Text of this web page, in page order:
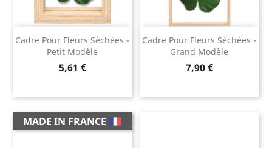
Cadre Pour Fleurs Séchées -
Petit Modèle
Prix
5,61 €
Cadre Pour Fleurs Séchées -
Grand Modèle
Prix
7,90 €
MADE IN FRANCE